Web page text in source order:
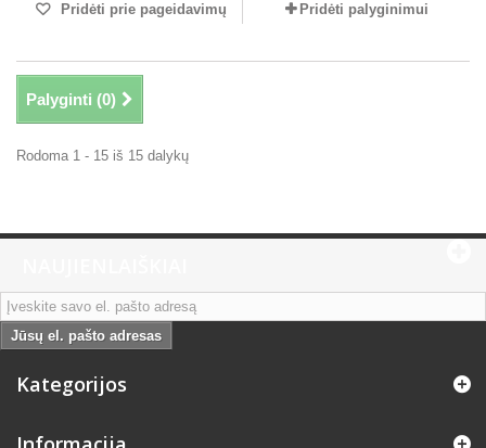
Pridėti prie pageidavimų Pridėti palyginimui
Palyginti (0)
Rodoma 1 - 15 iš 15 dalykų
Jūsų el. pašto adresas
Kategorijos